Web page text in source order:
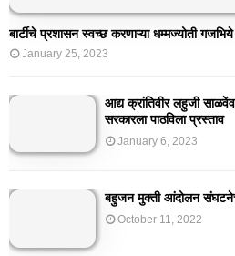
बार्टीचे प्रशासन स्वच्छ करणाऱ्या धम्मज्योती
January 25, 2023
आद्य क्रांतिवीर लहुजी
सरकारला पाठविला प्रस्ताव
January 6, 2023
बहुजन मुक्ती आंदोलन
October 11, 2022